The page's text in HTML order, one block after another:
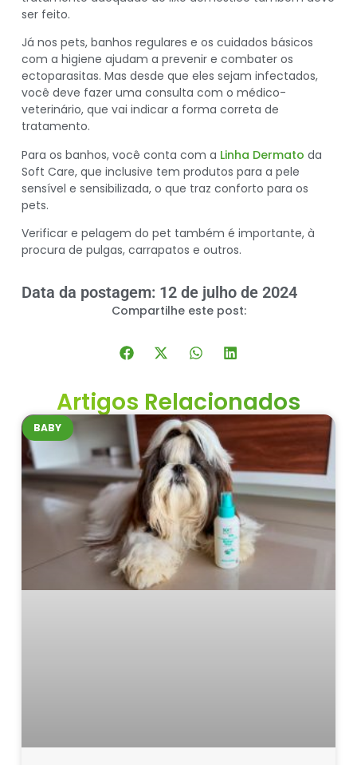
ser feito.
Já nos pets, banhos regulares e os cuidados básicos
com a higiene ajudam a prevenir e combater os
ectoparasitas. Mas desde que eles sejam infectados,
você deve fazer uma consulta com o médico-
veterinário, que vai indicar a forma correta de
tratamento.
Para os banhos, você conta com a Linha Dermato da
Soft Care, que inclusive tem produtos para a pele
sensível e sensibilizada, o que traz conforto para os
pets.
Verificar e pelagem do pet também é importante, à
procura de pulgas, carrapatos e outros.
Data da postagem: 12 de julho de 2024
Compartilhe este post:
Artigos Relacionados
BABY